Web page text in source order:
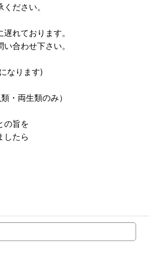
ださい。
れております。
合わせ下さい。
なります)
・両生類のみ）
の旨を
したら